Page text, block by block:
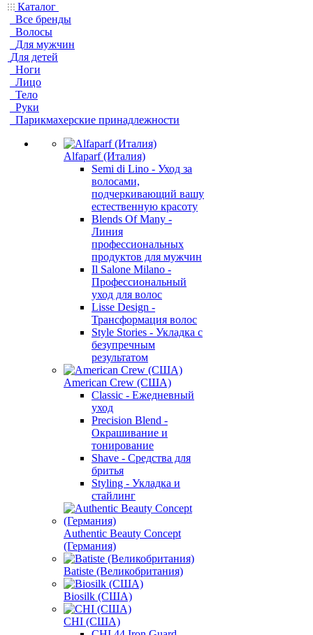
Каталог
Все бренды
Волосы
Для мужчин
Для детей
Ноги
Лицо
Тело
Руки
Парикмахерские принадлежности
Alfaparf (Италия)
Semi di Lino - Уход за
волосами,
подчеркивающий вашу
естественную красоту
Blends Of Many -
Линия
профессиональных
продуктов для мужчин
Il Salone Milano -
Профессиональный
уход для волос
Lisse Design -
Трансформация волос
Style Stories - Укладка с
безупречным
результатом
American Crew (США)
Classic - Ежедневный
уход
Precision Blend -
Окрашивание и
тонирование
Shave - Средства для
бритья
Styling - Укладка и
стайлинг
Authentic Beauty Concept
(Германия)
Batiste (Великобритания)
Biosilk (США)
CHI (США)